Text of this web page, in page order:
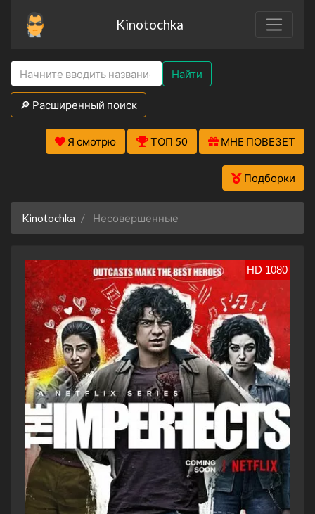
Kinotochka
Найти
🔎 Расширенный поиск
Я смотрю ТОП 50 МНЕ ПОВЕЗЕТ
Подборки
Kinotochka Несовершенные
HD 1080